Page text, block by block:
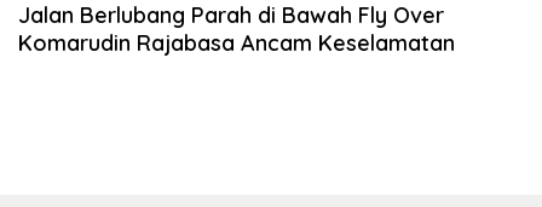
Jalan Berlubang Parah di Bawah Fly Over
Komarudin Rajabasa Ancam Keselamatan